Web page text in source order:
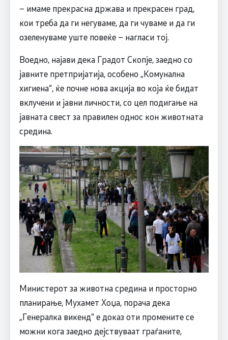
– имаме прекрасна држава и прекрасен град,
кои треба да ги негуваме, да ги чуваме и да ги
озеленуваме уште повеќе – нагласи тој.
Воедно, најави дека Градот Скопје, заедно со
јавните претпријатија, особено „Комунална
хигиена“, ќе почне нова акција во која ќе бидат
вклучени и јавни личности, со цел подигање на
јавната свест за правилен однос кон животната
средина.
Министерот за животна средина и просторно
планирање, Мухамет Хоџа, порача дека
„Генералка викенд“ е доказ оти промените се
можни кога заедно дејствуваат граѓаните,